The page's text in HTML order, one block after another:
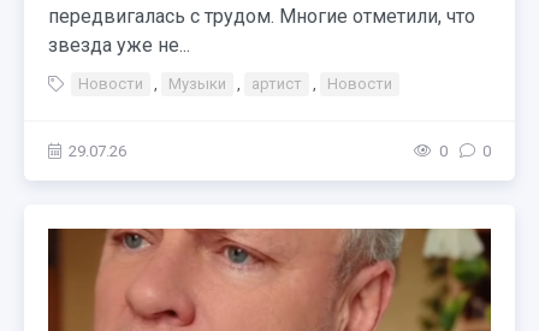
передвигалась с трудом. Многие отметили, что
звезда уже не...
Новости , Музыки , артист , Новости
29.07.26 0 0